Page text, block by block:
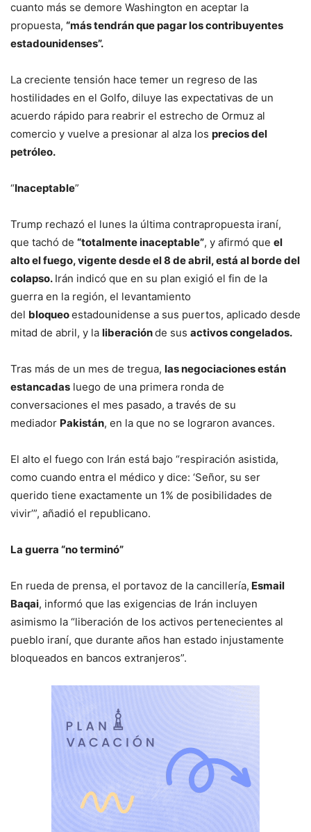
cuanto más se demore Washington en aceptar la
propuesta, “más tendrán que pagar los contribuyentes
estadounidenses”.
La creciente tensión hace temer un regreso de las
hostilidades en el Golfo, diluye las expectativas de un
acuerdo rápido para reabrir el estrecho de Ormuz al
comercio y vuelve a presionar al alza los precios del
petróleo.
“Inaceptable”
Trump rechazó el lunes la última contrapropuesta iraní,
que tachó de “totalmente inaceptable”, y afirmó que el
alto el fuego, vigente desde el 8 de abril, está al borde del
colapso. Irán indicó que en su plan exigió el fin de la
guerra en la región, el levantamiento
del bloqueoestadounidense a sus puertos, aplicado desde
mitad de abril, y la liberaciónde sus activos congelados.
Tras más de un mes de tregua, las negociaciones están
estancadas luego de una primera ronda de
conversaciones el mes pasado, a través de su
mediador Pakistán, en la que no se lograron avances.
El alto el fuego con Irán está bajo “respiración asistida,
como cuando entra el médico y dice: ‘Señor, su ser
querido tiene exactamente un 1% de posibilidades de
vivir’”, añadió el republicano.
La guerra “no terminó”
En rueda de prensa, el portavoz de la cancillería, Esmail
Baqai, informó que las exigencias de Irán incluyen
asimismo la “liberación de los activos pertenecientes al
pueblo iraní, que durante años han estado injustamente
bloqueados en bancos extranjeros”.